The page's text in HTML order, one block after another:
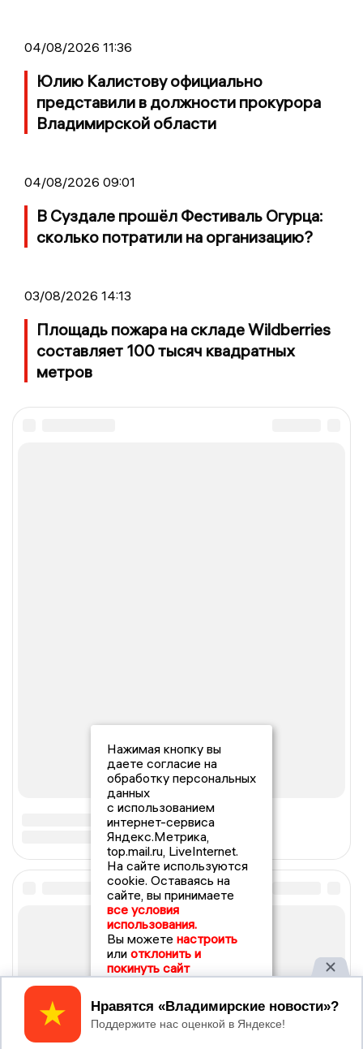
04/08/2026 11:36
Юлию Калистову официально
представили в должности прокурора
Владимирской области
04/08/2026 09:01
В Суздале прошёл Фестиваль Огурца:
сколько потратили на организацию?
03/08/2026 14:13
Площадь пожара на складе Wildberries
составляет 100 тысяч квадратных
метров
Нажимая кнопку вы
даете согласие на
обработку персональных
данных
с использованием
интернет-сервиса
Яндекс.Метрика,
top.mail.ru, LiveInternet.
На сайте используются
cookie. Оставаясь на
сайте, вы принимаете
все условия
использования.
Вы можете настроить
или отклонить и
покинуть сайт
Принять